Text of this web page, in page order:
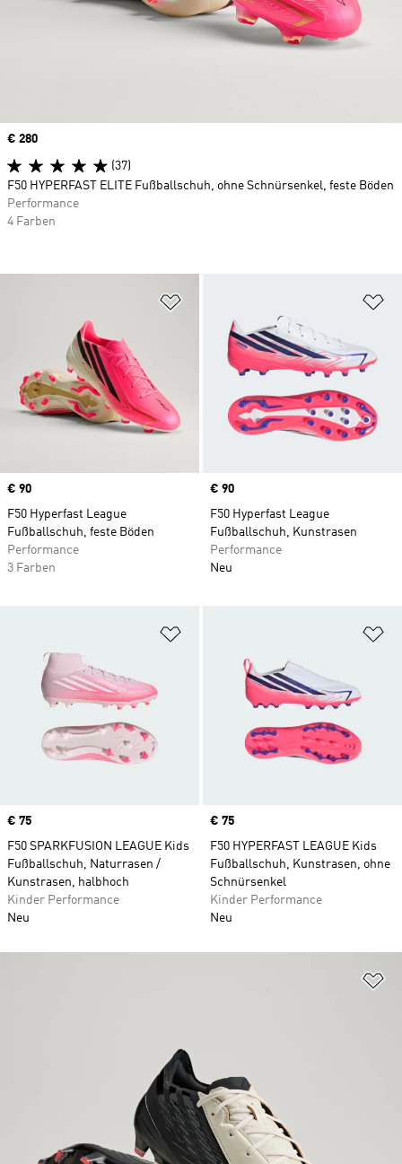
Price
€ 90
F50 Hyperfast League
Fußballschuh, feste Böden
Performance
3 Farben
Price
€ 90
F50 Hyperfast League
Fußballschuh, Kunstrasen
Performance
Neu
Price
€ 75
F50 SPARKFUSION LEAGUE Kids
Fußballschuh, Naturrasen /
Kunstrasen, halbhoch
Kinder Performance
Neu
Price
€ 75
F50 HYPERFAST LEAGUE Kids
Fußballschuh, Kunstrasen, ohne
Schnürsenkel
Kinder Performance
Neu
Price
€ 280
(37)
F50 HYPERFAST ELITE Fußballschuh, ohne Schnürsenkel, feste Böden
Performance
4 Farben